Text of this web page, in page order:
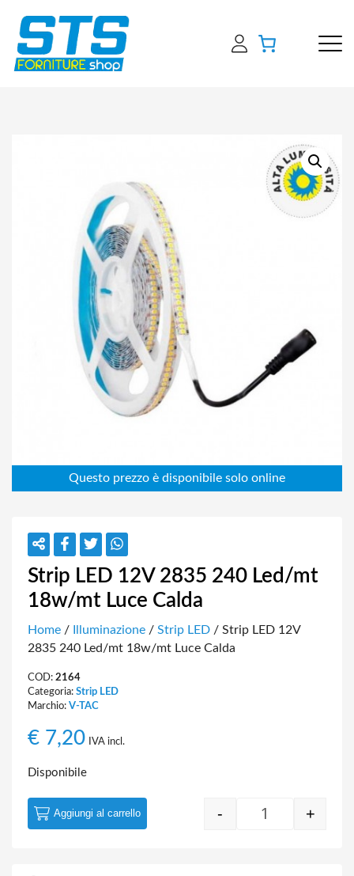
Strip LED 12V 2835 240 Led/mt
18w/mt Luce Calda
Home / Illuminazione / Strip LED / Strip LED 12V
2835 240 Led/mt 18w/mt Luce Calda
COD: 2164
Categoria: Strip LED
Marchio: V-TAC
€ 7,20 IVA incl.
Disponibile
Strip LED 12V
- +
Aggiungi al carrello